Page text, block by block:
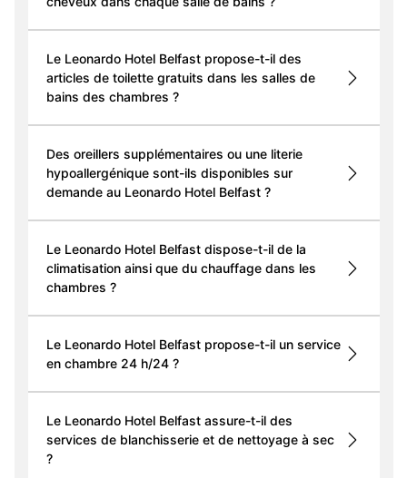
Le Leonardo Hotel Belfast propose-t-il des
articles de toilette gratuits dans les salles de
bains des chambres ?
Des oreillers supplémentaires ou une literie
hypoallergénique sont-ils disponibles sur
demande au Leonardo Hotel Belfast ?
Le Leonardo Hotel Belfast dispose-t-il de la
climatisation ainsi que du chauffage dans les
chambres ?
Le Leonardo Hotel Belfast propose-t-il un service
en chambre 24 h/24 ?
Le Leonardo Hotel Belfast assure-t-il des
services de blanchisserie et de nettoyage à sec
?